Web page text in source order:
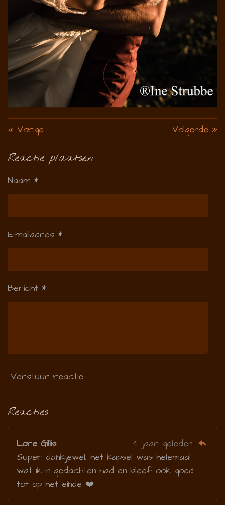
«Vorige Volgende»
Reactie plaatsen
Naam *
E-mailadres *
Bericht *
Verstuur reactie
Reacties
Lore Gillis
4 jaar geleden
Super dankjewel, het kapsel was helemaal
wat ik in gedachten had en bleef ook goed
tot op het einde ❤️